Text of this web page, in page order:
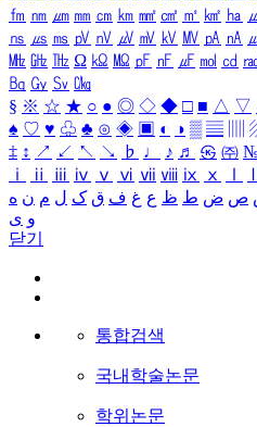
㎙ ㎚ ㎛ ㎜ ㎝ ㎞ ㎟ ㎠ ㎡ ㎢ ㏊
㎱ ㎲ ㎳ ㎴ ㎵ ㎶ ㎷ ㎸ ㎹ ㎀ ㎁
㎒ ㎓ ㎔ Ω ㏀ ㏁ ㎊ ㎋ ㎌ ㏖ ㏅ ㎭
㏃ ㏉ ㏜ ㏆
§ ※ ☆ ★ ○ ● ◎ ◇ ◆ □ ■ △ ▽
♠ ♡ ♥ ♧ ♣ ⊙ ◈ ▣ ◐ ◑ ▒ ▤
‡ ↕ ↗ ↙ ↖ ↘ ♭ ♩ ♪ ♬ ㉿ ㈜
ⅰ
ⅱ ⅲ ⅳ ⅴ ⅵ ⅶ ⅷ ⅸ ⅹ
ص ض ط ظ ع غ ف ق ک ل م ن ه
و ی
닫기
통합검색
국내학술논문
학위논문